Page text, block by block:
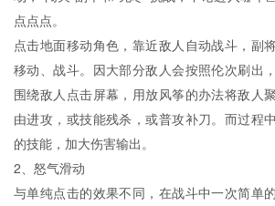
点点点。
点击地面移动角色，靠近敌人自动战斗，副
移动、战斗。因大部分敌人会按照伦次刷出
围绕敌人点击屏幕，用放风筝的办法将敌人
由进攻，或技能残杀，或普攻补刀。而过程
的技能，加大伤害输出。
2、怒气滑动
与单纯点击的效果不同，在战斗中一次简单